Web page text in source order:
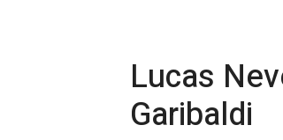
Lucas
Garibaldi